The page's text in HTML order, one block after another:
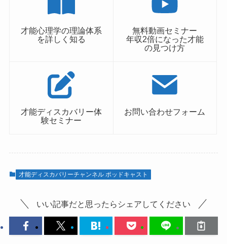
才能心理学の理論体系
を詳しく知る
無料動画セミナー
年収2倍になった才能
の見つけ方
才能ディスカバリー体
験セミナー
お問い合わせフォーム
才能ディスカバリーチャンネル ポッドキャスト
いい記事だと思ったらシェアしてください